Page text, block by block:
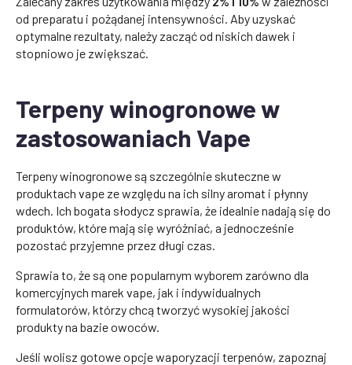
od preparatu i pożądanej intensywności. Aby uzyskać
optymalne rezultaty, należy zacząć od niskich dawek i
stopniowo je zwiększać.
Terpeny winogronowe w
zastosowaniach Vape
Terpeny winogronowe są szczególnie skuteczne w
produktach vape ze względu na ich silny aromat i płynny
wdech. Ich bogata słodycz sprawia, że idealnie nadają się do
produktów, które mają się wyróżniać, a jednocześnie
pozostać przyjemne przez długi czas.
Sprawia to, że są one popularnym wyborem zarówno dla
komercyjnych marek vape, jak i indywidualnych
formulatorów, którzy chcą tworzyć wysokiej jakości
produkty na bazie owoców.
Jeśli wolisz gotowe opcje waporyzacji terpenów, zapoznaj